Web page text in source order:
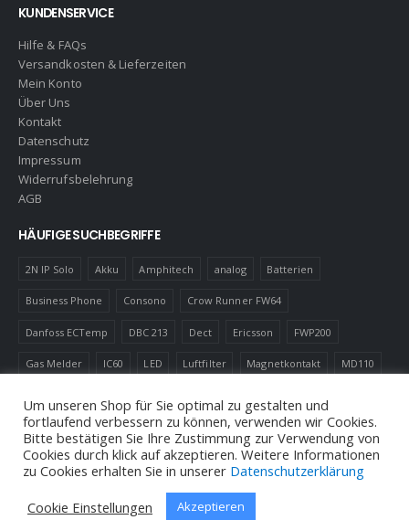
KUNDENSERVICE
Hilfe & FAQs
Versandkosten & Lieferzeiten
Mein Konto
Über Uns
Kontakt
Datenschutz
Impressum
Widerrufsbelehrung
AGB
HÄUFIGE SUCHBEGRIFFE
2N IP Solo Akku Amphitech analog Batterien
Business Phone Consono Crow Runner FW64
Danfoss ECTemp DBC 213 Dect Ericsson FWP200
Gas Melder IC60 LED Luftfilter Magnetkontakt MD110
Um unseren Shop für Sie optimal zu gestalten und
fortlaufend verbessern zu können, verwenden wir Cookies.
Bitte bestätigen Sie Ihre Zustimmung zur Verwendung von
Cookies durch klick auf akzeptieren. Weitere Informationen
zu Cookies erhalten Sie in unserer Datenschutzerklärung
Cookie Einstellungen
Akzeptieren